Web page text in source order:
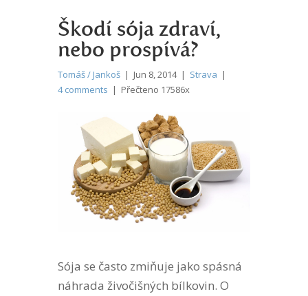
Škodí sója zdraví,
nebo prospívá?
Tomáš / Jankoš | Jun 8, 2014 | Strava |
4 comments | Přečteno 17586x
Sója se často zmiňuje jako spásná
náhrada živočišných bílkovin. O